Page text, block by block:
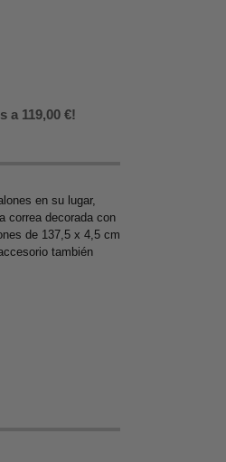
a 119,00 €!
en su lugar,
correa decorada con
de 137,5 x 4,5 cm
también